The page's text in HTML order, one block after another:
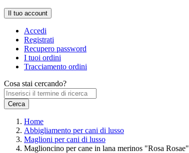
Il tuo account
Accedi
Registrati
Recupero password
I tuoi ordini
Tracciamento ordini
Cosa stai cercando?
Home
Abbigliamento per cani di lusso
Maglioni per cani di lusso
Maglioncino per cane in lana merinos "Rosa Rosae"